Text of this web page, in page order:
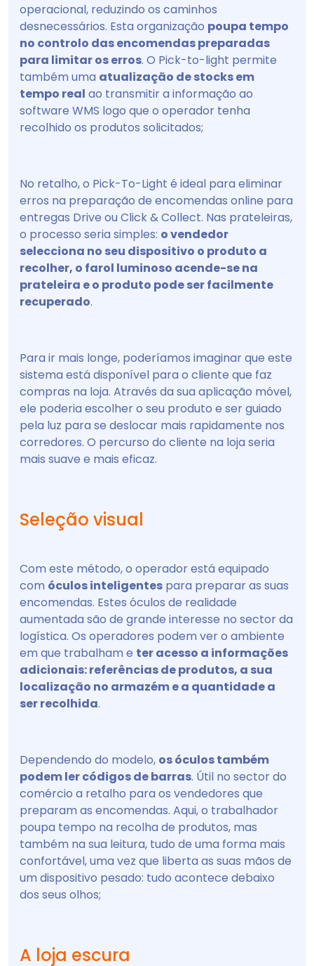
operacional, reduzindo os caminhos
desnecessários. Esta organização poupa tempo
no controlo das encomendas preparadas
para limitar os erros. O Pick-to-light permite
também uma atualização de stocks em
tempo real ao transmitir a informação ao
software WMS logo que o operador tenha
recolhido os produtos solicitados;
No retalho, o Pick-To-Light é ideal para eliminar
erros na preparação de encomendas online para
entregas Drive ou Click & Collect. Nas prateleiras,
o processo seria simples: o vendedor
selecciona no seu dispositivo o produto a
recolher, o farol luminoso acende-se na
prateleira e o produto pode ser facilmente
recuperado.
Para ir mais longe, poderíamos imaginar que este
sistema está disponível para o cliente que faz
compras na loja. Através da sua aplicação móvel,
ele poderia escolher o seu produto e ser guiado
pela luz para se deslocar mais rapidamente nos
corredores. O percurso do cliente na loja seria
mais suave e mais eficaz.
Seleção visual
Com este método, o operador está equipado
com óculos inteligentes para preparar as suas
encomendas. Estes óculos de realidade
aumentada são de grande interesse no sector da
logística. Os operadores podem ver o ambiente
em que trabalham e ter acesso a informações
adicionais: referências de produtos, a sua
localização no armazém e a quantidade a
ser recolhida.
Dependendo do modelo, os óculos também
podem ler códigos de barras. Útil no sector do
comércio a retalho para os vendedores que
preparam as encomendas. Aqui, o trabalhador
poupa tempo na recolha de produtos, mas
também na sua leitura, tudo de uma forma mais
confortável, uma vez que liberta as suas mãos de
um dispositivo pesado: tudo acontece debaixo
dos seus olhos;
A loja escura